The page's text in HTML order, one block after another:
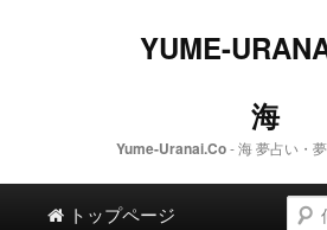
YUME-
海
Yume-Uranai.Co- 海 夢占い・
メイン コンテンツへスキップします。
二次コンテンツへスキップします。
トップページ